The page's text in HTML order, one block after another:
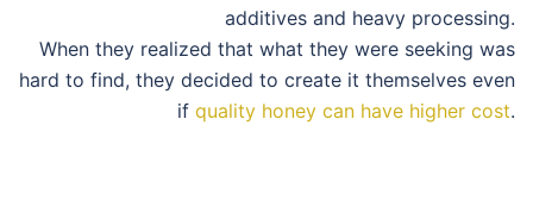
additives and heavy processing.
When they realized that what they were seeking was
hard to find, they decided to create it themselves even
if quality honey can have higher cost.